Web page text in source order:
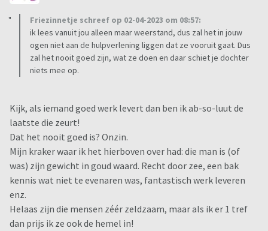
Friezinnetje schreef op 02-04-2023 om 08:57:
ik lees vanuit jou alleen maar weerstand, dus zal het in jouw
ogen niet aan de hulpverlening liggen dat ze vooruit gaat. Dus
zal het nooit goed zijn, wat ze doen en daar schiet je dochter
niets mee op.
Kijk, als iemand goed werk levert dan ben ik ab-so-luut de
laatste die zeurt!
Dat het nooit goed is? Onzin.
Mijn kraker waar ik het hierboven over had: die man is (of
was) zijn gewicht in goud waard. Recht door zee, een bak
kennis wat niet te evenaren was, fantastisch werk leveren
enz.
Helaas zijn die mensen zéér zeldzaam, maar als ik er 1 tref
dan prijs ik ze ook de hemel in!